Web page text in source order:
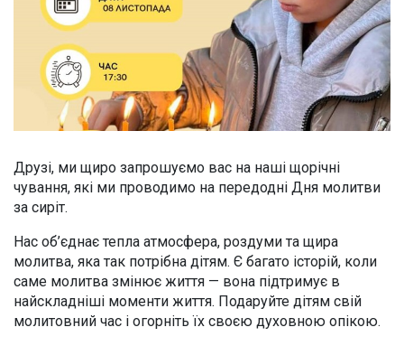
Друзі, ми щиро запрошуємо вас на наші щорічні
чування, які ми проводимо на передодні Дня молитви
за сиріт.
Нас об’єднає тепла атмосфера, роздуми та щира
молитва, яка так потрібна дітям. Є багато історій, коли
саме молитва змінює життя — вона підтримує в
найскладніші моменти життя. Подаруйте дітям свій
молитовний час і огорніть їх своєю духовною опікою.